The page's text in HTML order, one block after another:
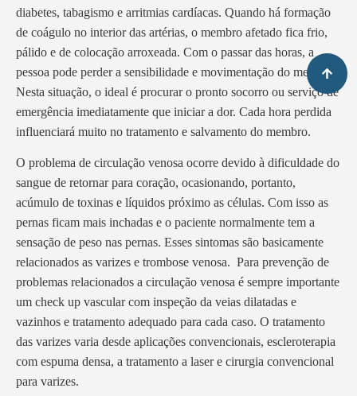
diabetes, tabagismo e arritmias cardíacas. Quando há formação
de coágulo no interior das artérias, o membro afetado fica frio,
pálido e de colocação arroxeada. Com o passar das horas, a
pessoa pode perder a sensibilidade e movimentação do membro.
Nesta situação, o ideal é procurar o pronto socorro ou serviço de
emergência imediatamente que iniciar a dor. Cada hora perdida
influenciará muito no tratamento e salvamento do membro.
O problema de circulação venosa ocorre devido à dificuldade do
sangue de retornar para coração, ocasionando, portanto,
acúmulo de toxinas e líquidos próximo as células. Com isso as
pernas ficam mais inchadas e o paciente normalmente tem a
sensação de peso nas pernas. Esses sintomas são basicamente
relacionados as varizes e trombose venosa. Para prevenção de
problemas relacionados a circulação venosa é sempre importante
um check up vascular com inspeção da veias dilatadas e
vazinhos e tratamento adequado para cada caso. O tratamento
das varizes varia desde aplicações convencionais, escleroterapia
com espuma densa, a tratamento a laser e cirurgia convencional
para varizes.